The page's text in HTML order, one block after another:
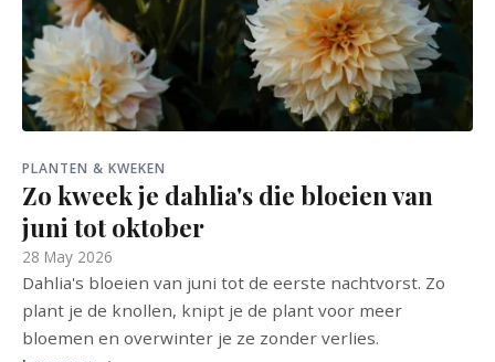
PLANTEN & KWEKEN
Zo kweek je dahlia's die bloeien van
juni tot oktober
28 May 2026
Dahlia's bloeien van juni tot de eerste nachtvorst. Zo
plant je de knollen, knipt je de plant voor meer
bloemen en overwinter je ze zonder verlies.